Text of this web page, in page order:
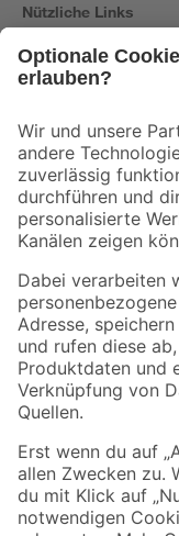
Nützliche Links
Der toom Newsletter:
Zur Newsletter
Folge uns
Zahlungsarten
Sicher einkaufen
Jetzt die toom-App